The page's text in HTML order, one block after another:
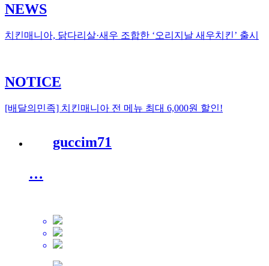
NEWS
치킨매니아, 닭다리살·새우 조합한 ‘오리지날 새우치킨’ 출시
NOTICE
[배달의민족] 치킨매니아 전 메뉴 최대 6,000원 할인!
guccim71
…